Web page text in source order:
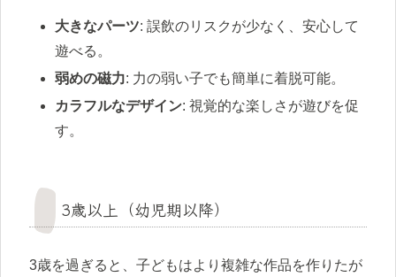
大きなパーツ: 誤飲のリスクが少なく、安心して
遊べる。
弱めの磁力: 力の弱い子でも簡単に着脱可能。
カラフルなデザイン: 視覚的な楽しさが遊びを促
す。
3歳以上（幼児期以降）
3歳を過ぎると、子どもはより複雑な作品を作りたが